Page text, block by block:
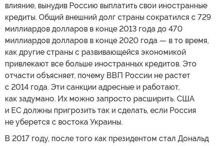
влияние, вынудив Россию выплатить свои иностранные
кредиты. Общий внешний долг страны сократился с 729
миллиардов долларов в конце 2013 года до 470
миллиардов долларов в конце 2020 года — в то время,
как другие страны с развивающейся экономикой
привлекают все больше иностранных кредитов. Это
отчасти объясняет, почему ВВП России не растет
с 2014 года. Эти санкции адресные и работают,
как задумано. Их можно запросто расширить. США
и ЕС должны пригрозить так и сделать, если Россия
не уберется с востока Украины.
В 2017 году, после того как президентом стал Дональд